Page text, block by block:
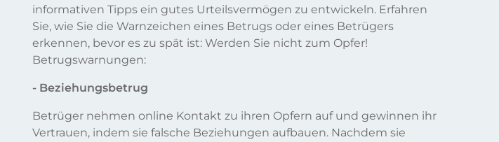
informativen Tipps ein gutes Urteilsvermögen zu entwickeln. Erfahren
Sie, wie Sie die Warnzeichen eines Betrugs oder eines Betrügers
erkennen, bevor es zu spät ist: Werden Sie nicht zum Opfer!
Betrugswarnungen:
- Beziehungsbetrug
Betrüger nehmen online Kontakt zu ihren Opfern auf und gewinnen ihr
Vertrauen, indem sie falsche Beziehungen aufbauen. Nachdem sie